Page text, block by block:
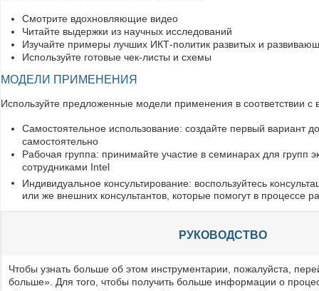
Смотрите вдохновляющие видео
Читайте выдержки из научных исследований
Изучайте примеры лучших ИКТ-политик развитых и
Используйте готовые чек-листы и схемы
МОДЕЛИ ПРИМЕНЕНИЯ
Используйте предложенные модели применения в соответствии
Самостоятельное использование: создайте первый вариант
самостоятельно
Рабочая группа: принимайте участие в семинарах для групп
сотрудниками Intel
Индивидуальное консультирование: воспользуйтесь
или же внешних консультантов, которые помогут в процессе
РУКОВОДСТВО
Чтобы узнать больше об этом инструментарии, пожалуйста,
больше». Для того, чтобы получить больше информации о